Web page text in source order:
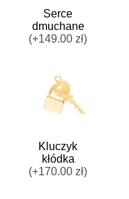
Serce
dmuchane
(+149.00 zł)
Kluczyk
kłódka
(+170.00 zł)